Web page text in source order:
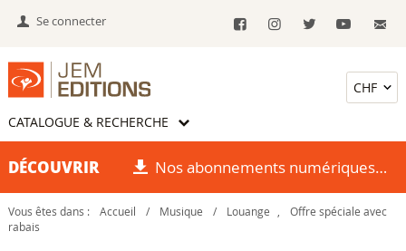
Se connecter
CATALOGUE & RECHERCHE
DÉCOUVRIR Nos abonnements numériques
Vous êtes dans : Accueil / Musique / Louange
Offre spéciale avec
rabais